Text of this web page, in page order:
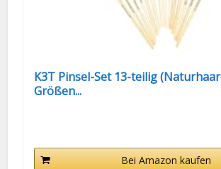
K3T Pinsel-Set 13-teilig
Größen...
Bei Amazon kaufen